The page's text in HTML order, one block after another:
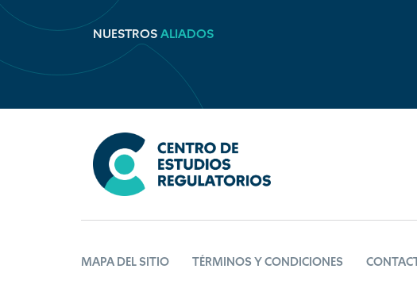
NUESTROS ALIADOS
MAPA DEL SITIO TÉRMINOS Y CONDICIONES